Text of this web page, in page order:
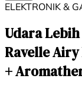
ELEKTRONIK &
Udara
Ravelle
+